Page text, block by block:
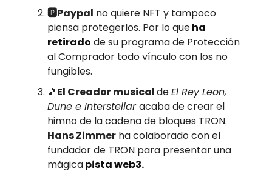
🅿️Paypal no quiere NFT y tampoco
piensa protegerlos. Por lo queha
retirado de su programa de Protección
al Comprador todo vínculo con los no
fungibles.
🎵 El Creador musicaldeEl Rey Leon,
Dune e Interstellaracaba de crear el
himno de la cadena de bloques TRON.
Hans Zimmer ha colaborado con el
fundador de TRON para presentar una
mágicapista web3.